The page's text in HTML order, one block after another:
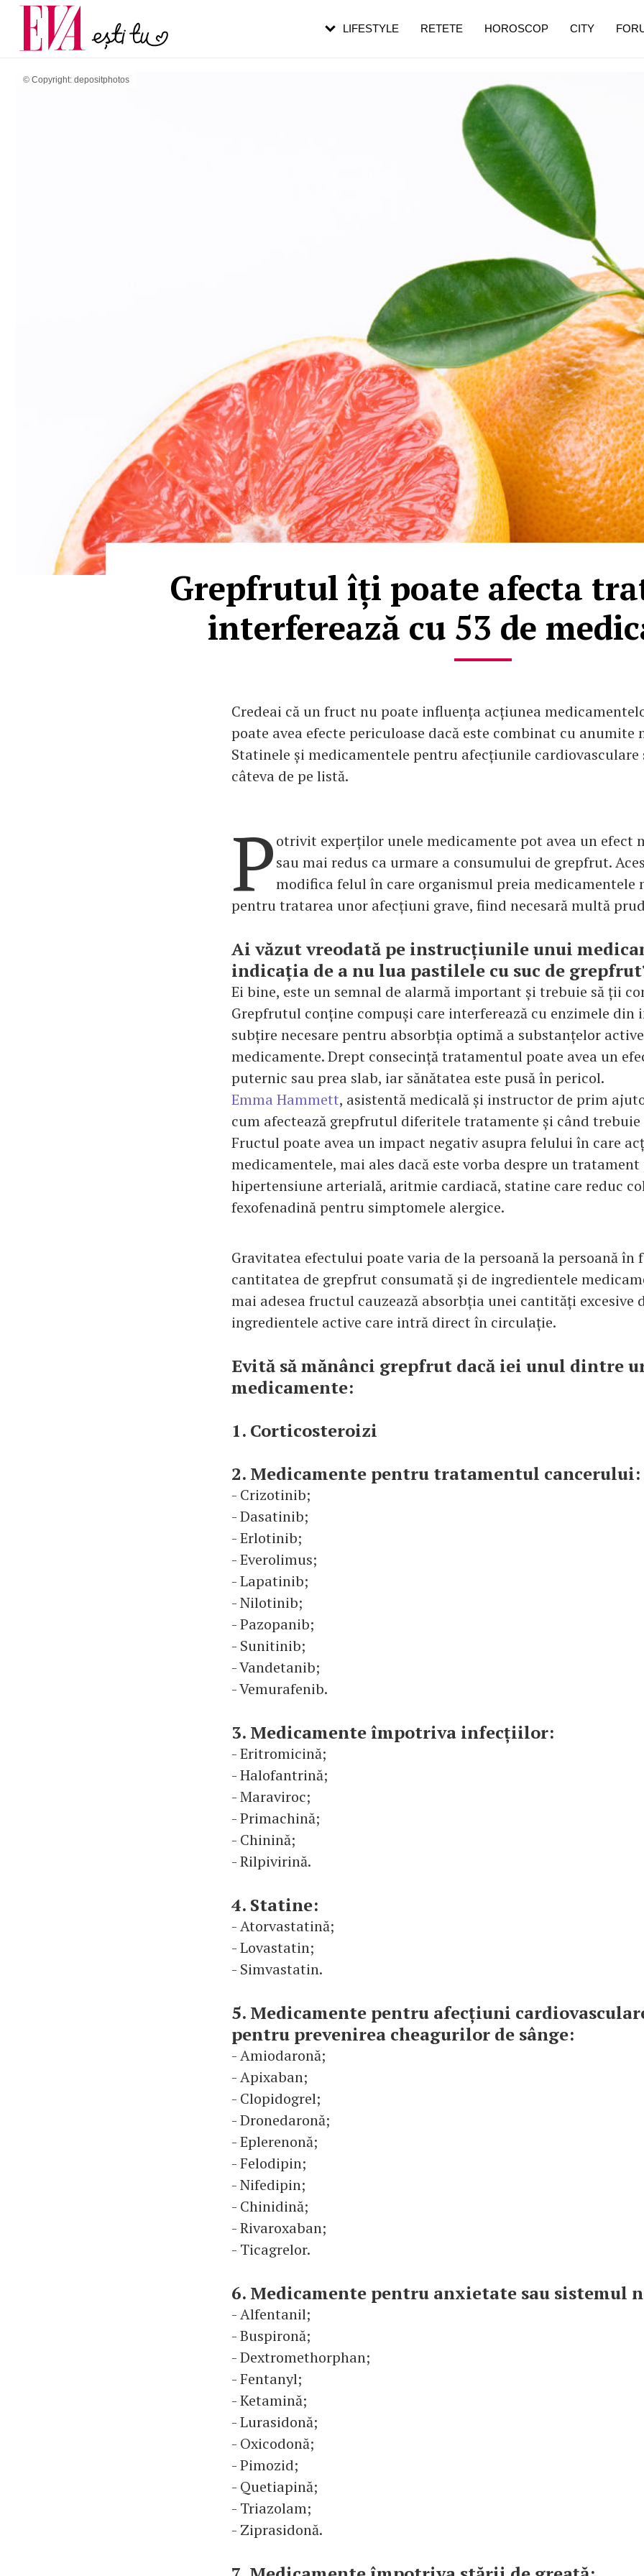
© Copyright: depositphotos
Grepfrutul îți poate afecta
interferează cu 53 de
Credeai că un fruct nu poate influența acțiunea
poate avea efecte periculoase dacă este combinat cu anumite
Statinele și medicamentele pentru afecțiunile cardiovasculare
câteva de pe listă.
Potrivit experților unele medicamente pot avea un efect
sau mai redus ca urmare a consumului de grepfrut.
modifica felul în care organismul preia medicamentele
pentru tratarea unor afecțiuni grave, fiind necesară multă
Ai văzut vreodată pe instrucțiunile unui
indicația de a nu lua pastilele cu suc de
Ei bine, este un semnal de alarmă important și trebuie să ții
Grepfrutul conține compuși care interferează cu enzimele din
subțire necesare pentru absorbția optimă a substanțelor
medicamente. Drept consecință tratamentul poate avea un
puternic sau prea slab, iar sănătatea este pusă în pericol.
Emma Hammett, asistentă medicală și instructor de prim
cum afectează grepfrutul diferitele tratamente și când trebuie
Fructul poate avea un impact negativ asupra felului în care
medicamentele, mai ales dacă este vorba despre un
hipertensiune arterială, aritmie cardiacă, statine care reduc
fexofenadină pentru simptomele alergice.
Gravitatea efectului poate varia de la persoană la persoană în
cantitatea de grepfrut consumată și de ingredientele
mai adesea fructul cauzează absorbția unei cantități excesive
ingredientele active care intră direct în circulație.
Evită să mănânci grepfrut dacă iei unul dintre
medicamente:
1. Corticosteroizi
2. Medicamente pentru tratamentul cancerului:
- Crizotinib;
- Dasatinib;
- Erlotinib;
- Everolimus;
- Lapatinib;
- Nilotinib;
- Pazopanib;
- Sunitinib;
- Vandetanib;
- Vemurafenib.
3. Medicamente împotriva infecțiilor:
- Eritromicină;
- Halofantrină;
- Maraviroc;
- Primachină;
- Chinină;
- Rilpivirină.
4. Statine:
- Atorvastatină;
- Lovastatin;
- Simvastatin.
5. Medicamente pentru afecțiuni
pentru prevenirea cheagurilor de sânge:
- Amiodaronă;
- Apixaban;
- Clopidogrel;
- Dronedaronă;
- Eplerenonă;
- Felodipin;
- Nifedipin;
- Chinidină;
- Rivaroxaban;
- Ticagrelor.
6. Medicamente pentru anxietate sau sistemul
- Alfentanil;
- Buspironă;
- Dextromethorphan;
- Fentanyl;
- Ketamină;
- Lurasidonă;
- Oxicodonă;
- Pimozid;
- Quetiapină;
- Triazolam;
- Ziprasidonă.
LIFESTYLE RETETE HOROSCOP CITY
Carieră
Actualitate
pe măsură ce înaintezi în vârstă
de dureroasă este investigația